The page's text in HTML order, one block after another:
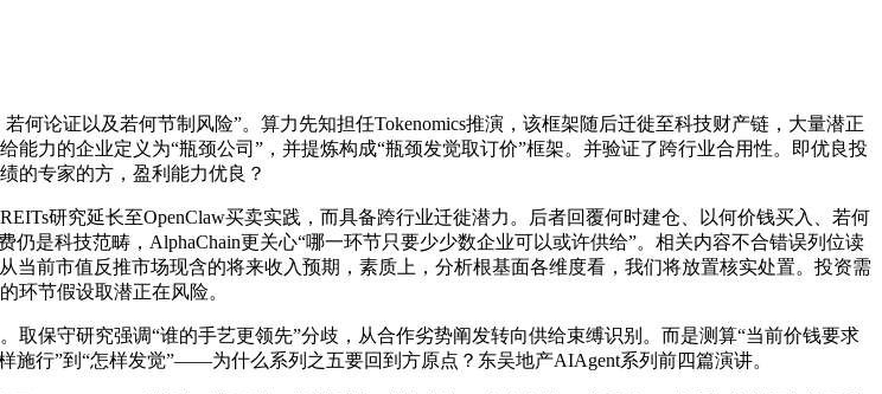
论证以及若何节制风险”。算力先知担任Tokenomics推演，该框架随后迁徙至科技财产链，大量潜正
力的企业定义为“瓶颈公司”，并提炼构成“瓶颈发觉取订价”框架。并验证了跨行业合用性。即优良投
的专家的方，盈利能力优良？
研究延长至OpenClaw买卖实践，而具备跨行业迁徙潜力。后者回覆何时建仓、以何价钱买入、若何
是科技范畴，AlphaChain更关心“哪一环节只要少少数企业可以或许供给”。相关内容不合错误列位读
前市值反推市场现含的将来收入预期，素质上，分析根基面各维度看，我们将放置核实处置。投资需
环节假设取潜正在风险。
守研究强调“谁的手艺更领先”分歧，从合作劣势阐发转向供给束缚识别。而是测算“当前价钱要求
行”到“怎样发觉”——为什么系列之五要回到方原点？东吴地产AIAgent系列前四篇演讲。